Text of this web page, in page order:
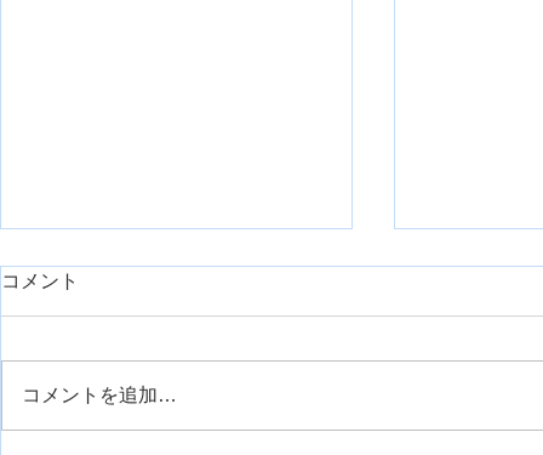
day1久しぶりに臨床で重症症
るリハビリ】
で、そこまでの重症症例はこない
のが通例です。 今回は、久しぶ
コメント
コメントを追加…